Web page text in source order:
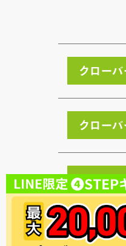
クロー
クロー
クローバ